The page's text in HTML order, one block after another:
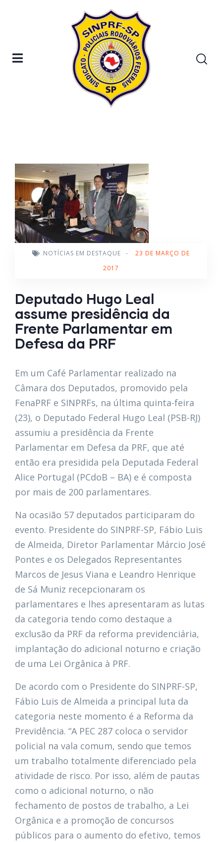
NOTÍCIAS EM DESTAQUE -
23 DE MARÇO DE
2017
Deputado Hugo Leal
assume presidência da
Frente Parlamentar em
Defesa da PRF
Em um Café Parlamentar realizado na
Câmara dos Deputados, promovido pela
FenaPRF e SINPRFs, na última quinta-feira
(23), o Deputado Federal Hugo Leal (PSB-RJ)
assumiu a presidência da Frente
Parlamentar em Defesa da PRF, que até
então era presidida pela Deputada Federal
Alice Portugal (PCdoB – BA) e é composta
por mais de 200 parlamentares.
Na ocasião 57 deputados participaram do
evento. Presidente do SINPRF-SP, Fábio Luis
de Almeida, Diretor Parlamentar Márcio José
Pontes e os Delegados Representantes
Marcos de Jesus Viana e Leandro Henrique
de Sá Muniz recepcionaram os
parlamentares e lhes apresentaram as lutas
da categoria tendo como destaque a
exclusão da PRF da reforma previdenciária,
implantação do adicional noturno e criação
de uma Lei Orgânica à PRF.
De acordo com o Presidente do SINPRF-SP,
Fábio Luis de Almeida a principal luta da
categoria neste momento é a Reforma da
Previdência. “A PEC 287 coloca o servidor
policial na vala comum, sendo que temos
um trabalho totalmente diferenciado pela
atividade de risco. Por isso, além de pautas
como o adicional noturno, o não
fechamento de postos de trabalho, a Lei
Orgânica e a promoção de concursos
públicos para o aumento do efetivo, temos